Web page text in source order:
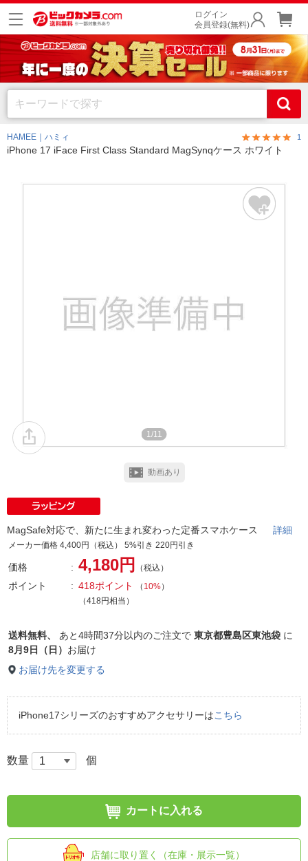
ログイン
会員登録(無料)
HAMEE｜ハミィ 1
iPhone 17 iFace First Class Standard MagSynqケース ホワイト
1/11
動画あり
MagSafe対応で、新たに生まれ変わった定番スマホケース 詳細
メーカー価格 4,400円（税込） 5%引き 220円引き
価格 4,180円 （税込）
ポイント 418ポイント （ 10%）
（418円相当）
送料無料、 あと4時間37分以内のご注文で 東京都豊島区東池袋 に
8月9日（日） お届け
お届け先を変更する
iPhone17シリーズのおすすめアクセサリーはこちら
数量 個
カートに入れる
店舗に取り置く（在庫・展示一覧）